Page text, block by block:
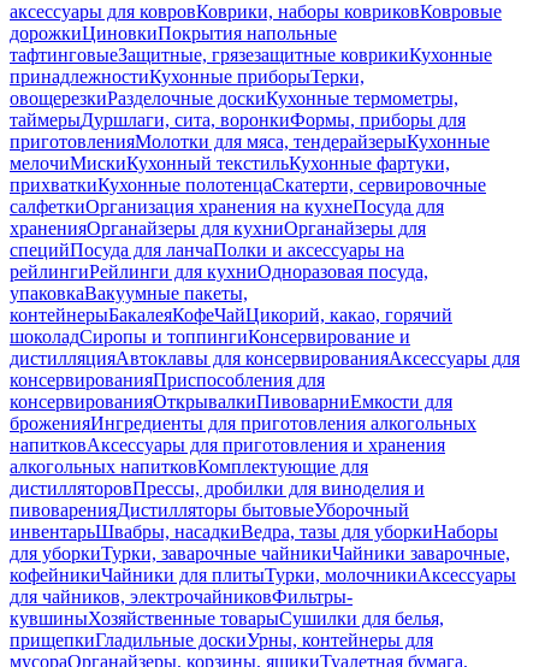
аксессуары для ковровКоврики, наборы ковриковКовровые
дорожкиЦиновкиПокрытия напольные
тафтинговыеЗащитные, грязезащитные коврикиКухонные
принадлежностиКухонные приборыТерки,
овощерезкиРазделочные доскиКухонные термометры,
таймерыДуршлаги, сита, воронкиФормы, приборы для
приготовленияМолотки для мяса, тендерайзерыКухонные
мелочиМискиКухонный текстильКухонные фартуки,
прихваткиКухонные полотенцаСкатерти, сервировочные
салфеткиОрганизация хранения на кухнеПосуда для
храненияОрганайзеры для кухниОрганайзеры для
специйПосуда для ланчаПолки и аксессуары на
рейлингиРейлинги для кухниОдноразовая посуда,
упаковкаВакуумные пакеты,
контейнерыБакалеяКофеЧайЦикорий, какао, горячий
шоколадСиропы и топпингиКонсервирование и
дистилляцияАвтоклавы для консервированияАксессуары для
консервированияПриспособления для
консервированияОткрывалкиПивоварниЕмкости для
броженияИнгредиенты для приготовления алкогольных
напитковАксессуары для приготовления и хранения
алкогольных напитковКомплектующие для
дистилляторовПрессы, дробилки для виноделия и
пивоваренияДистилляторы бытовыеУборочный
инвентарьШвабры, насадкиВедра, тазы для уборкиНаборы
для уборкиТурки, заварочные чайникиЧайники заварочные,
кофейникиЧайники для плитыТурки, молочникиАксессуары
для чайников, электрочайниковФильтры-
кувшиныХозяйственные товарыСушилки для белья,
прищепкиГладильные доскиУрны, контейнеры для
мусораОрганайзеры, корзины, ящикиТуалетная бумага,